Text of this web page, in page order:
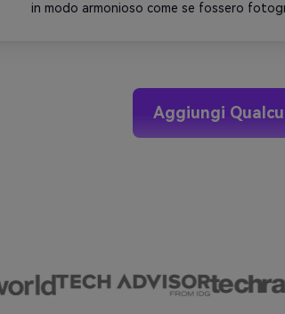
in modo armonioso come se fossero
Aggiungi